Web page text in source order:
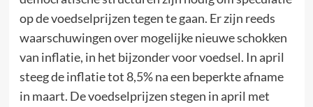
op de voedselprijzen tegen te gaan. Er zijn reeds
waarschuwingen over mogelijke nieuwe schokken
van inflatie, in het bijzonder voor voedsel. In april
steeg de inflatie tot 8,5% na een beperkte afname
in maart. De voedselprijzen stegen in april met